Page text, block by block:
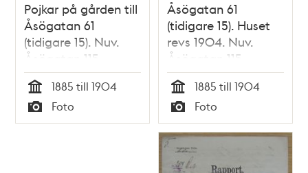
Pojkar på gården till
Åsögatan 61
(tidigare 15). Nuv.
Åsögatan 115
Tid
1885 till 1904
Typ
Foto
Åsögatan 61
(tidigare 15). Huset
revs 1904. Nuv.
Åsögatan 115
Tid
1885 till 1904
Typ
Foto